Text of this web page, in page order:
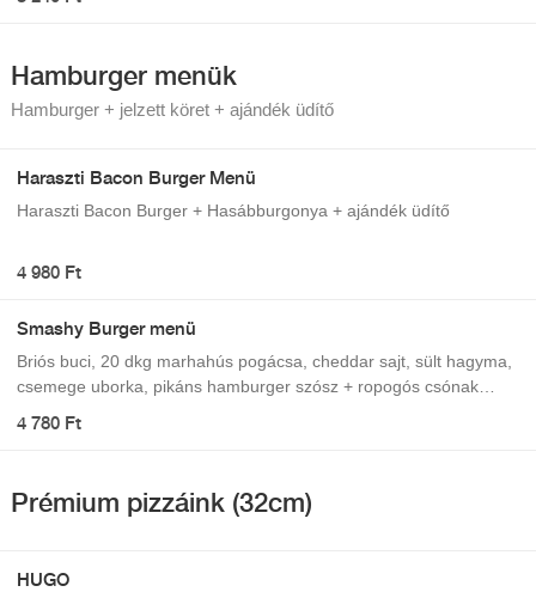
Hamburger menük
Hamburger + jelzett köret + ajándék üdítő
Haraszti Bacon Burger Menü
Haraszti Bacon Burger + Hasábburgonya + ajándék üdítő
4 980 Ft
Smashy Burger menü
Briós buci, 20 dkg marhahús pogácsa, cheddar sajt, sült hagyma,
csemege uborka, pikáns hamburger szósz + ropogós csónak
4 780 Ft
Prémium pizzáink (32cm)
HUGO